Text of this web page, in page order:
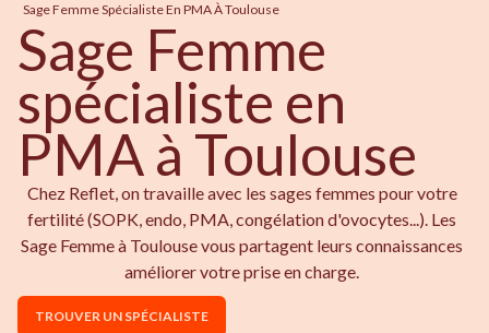
Sage Femme Spécialiste En PMA À Toulouse
Sage Femme
spécialiste en
PMA à Toulouse
Chez Reflet, on travaille avec les sages femmes pour votre
fertilité (SOPK, endo, PMA, congélation d'ovocytes...). Les
Sage Femme à Toulouse vous partagent leurs connaissances
améliorer votre prise en charge.
TROUVER UN SPÉCIALISTE